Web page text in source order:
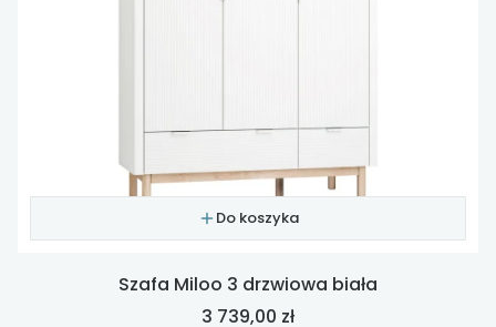
Do koszyka
Szafa Miloo 3 drzwiowa biała
Cena
3 739,00 zł